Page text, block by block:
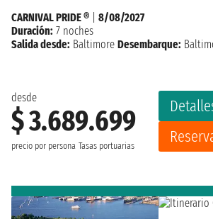
desde
$ 3.689.699
precio por persona Tasas portuarias
CARNIVAL PRIDE ®
8/08/2027
Duración: 7 noches
Salida desde: Baltimore Desembarque: